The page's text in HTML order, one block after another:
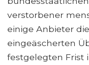
verstorbener
einige Anbieter
eingeäscherten
festgelegten Frist